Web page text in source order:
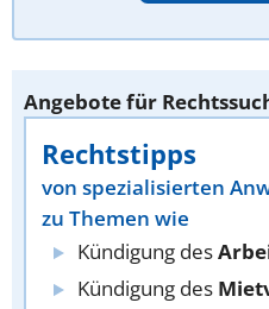
Angebote für
Rechtstipps
von spezialisierten
zu Themen wie
Kündigung des
Kündigung des